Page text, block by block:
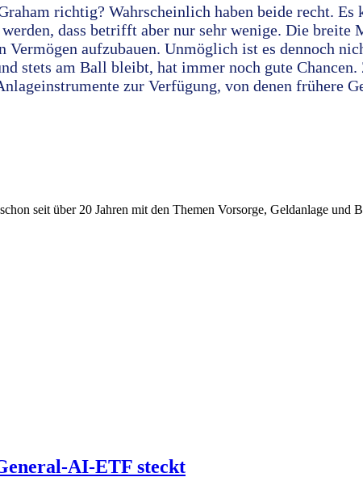
richtig? Wahrscheinlich haben beide recht. Es
dass betrifft aber nur sehr wenige. Die breite
Vermögen aufzubauen. Unmöglich ist es dennoch
stets am Ball bleibt, hat immer noch gute Chancen.
zur Verfügung, von denen frühere
seit über 20 Jahren mit den Themen Vorsorge, Geldanlage und
AI-ETF steckt